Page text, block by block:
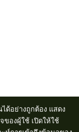
ด้อย่างถูกต้อง แสดง
องผู้ใช้ เปิดให้ใช้